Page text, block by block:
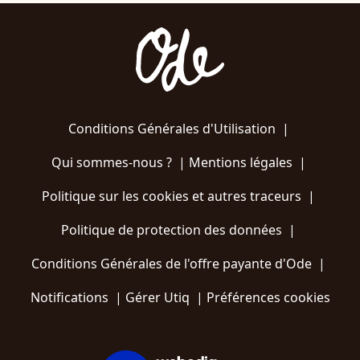
Conditions Générales d'Utilisation |
Qui sommes-nous ?| Mentions légales |
Politique sur les cookies et autres traceurs |
Politique de protection des données |
Conditions Générales de l'offre payante d'Ode |
Notifications | Gérer Utiq | Préférences cookies